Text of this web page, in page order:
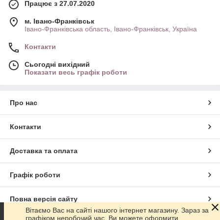
Працює з 27.07.2020
м. Івано-Франківськ
Івано-Франківська область, Івано-Франківськ, Україна
Контакти
Сьогодні вихідний
Показати весь графік роботи
Про нас
Контакти
Доставка та оплата
Графік роботи
Повна версія сайту
Вітаємо Вас на сайті нашого інтернет магазину. Зараз за
графіком неробочий час. Ви можете оформити